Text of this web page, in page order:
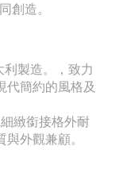
創造。
製造。，致力
代簡約的風格及
緻銜接格外耐
外觀兼顧。